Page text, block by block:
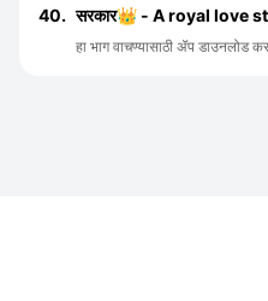
40. सरकार👑 - A royal love
हा भाग वाचण्यासाठी ॲप डाउनलोड